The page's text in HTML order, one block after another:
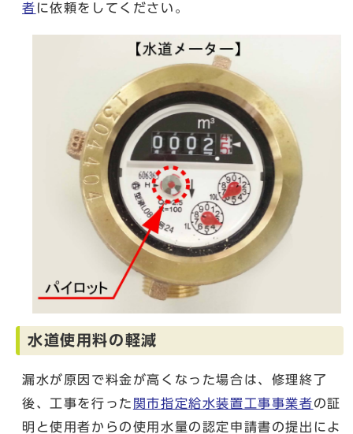
者 に依頼をしてください。
水道使用料の軽減
漏水が原因で料金が高くなった場合は、修理終了
後、工事を行った 関市指定給水装置工事事業者の証
明と使用者からの使用水量の認定申請書の提出によ